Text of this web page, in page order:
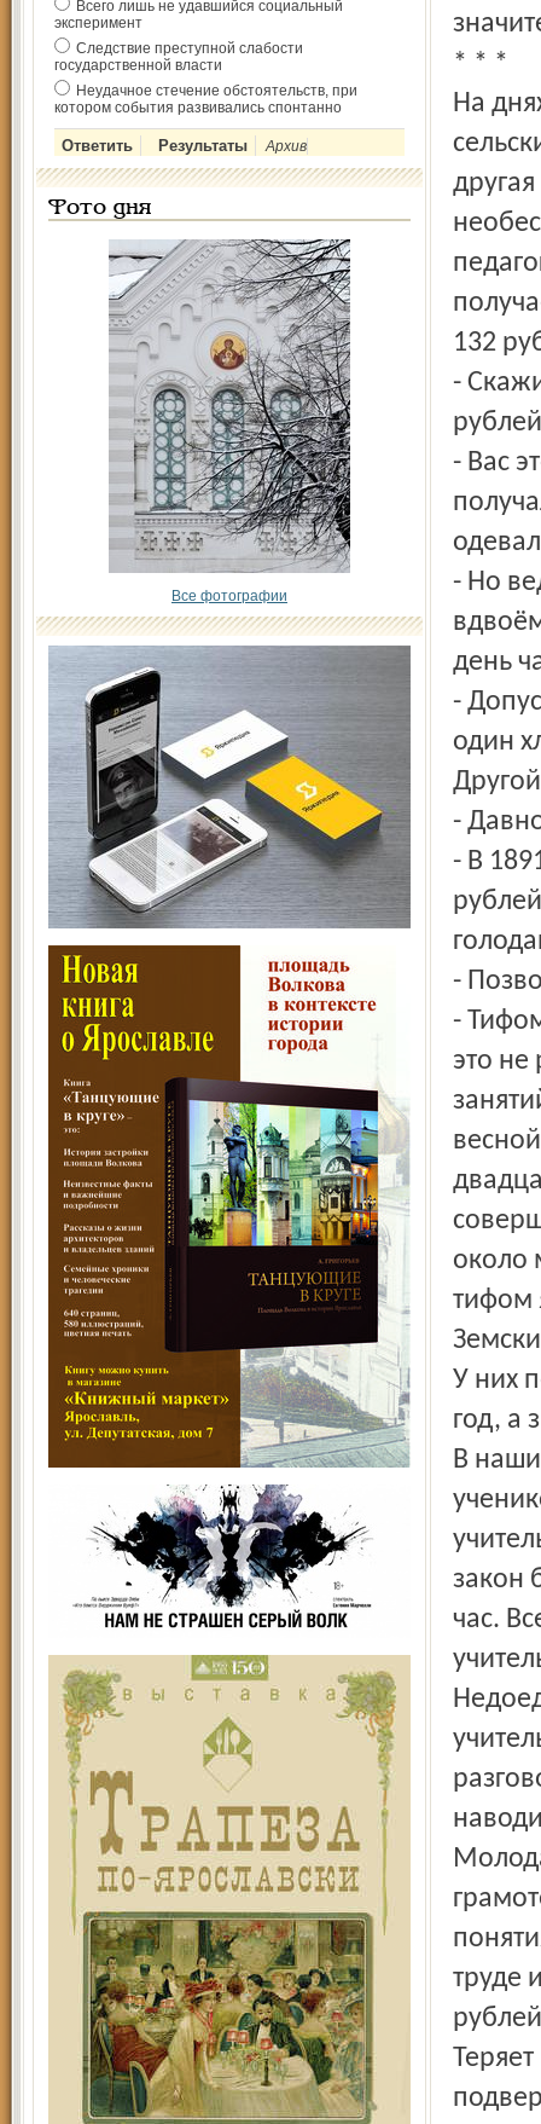
Всего лишь не удавшийся социальный
эксперимент
Следствие преступной слабости
государственной власти
Неудачное стечение обстоятельств, при
котором события развивались спонтанно
Архив
Фото дня
Все фотографии
* * *
На
132
-
- Вас
- Но
день
-
один
-
- В
-
-
это не
около
тифом
У них
год, а
В
закон
час.
труде